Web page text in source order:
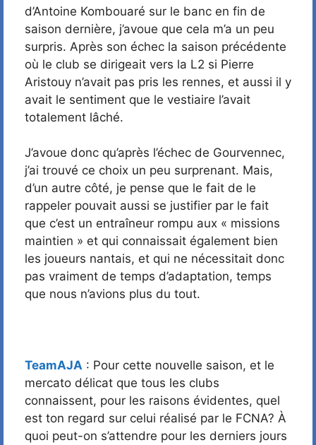
d’Antoine Kombouaré sur le banc en fin de
saison dernière, j’avoue que cela m’a un peu
surpris. Après son échec la saison précédente
où le club se dirigeait vers la L2 si Pierre
Aristouy n’avait pas pris les rennes, et aussi il y
avait le sentiment que le vestiaire l’avait
totalement lâché.
J’avoue donc qu’après l’échec de Gourvennec,
j’ai trouvé ce choix un peu surprenant. Mais,
d’un autre côté, je pense que le fait de le
rappeler pouvait aussi se justifier par le fait
que c’est un entraîneur rompu aux « missions
maintien » et qui connaissait également bien
les joueurs nantais, et qui ne nécessitait donc
pas vraiment de temps d’adaptation, temps
que nous n’avions plus du tout.
TeamAJA : Pour cette nouvelle saison, et le
mercato délicat que tous les clubs
connaissent, pour les raisons évidentes, quel
est ton regard sur celui réalisé par le FCNA? À
quoi peut-on s’attendre pour les derniers jours